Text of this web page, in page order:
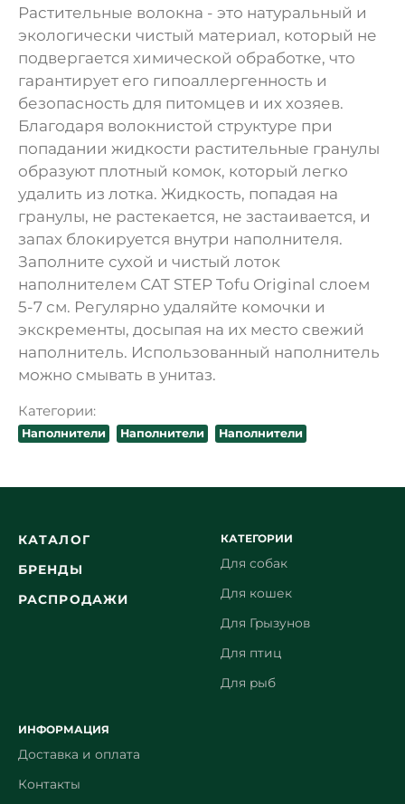
Растительные волокна - это натуральный и
экологически чистый материал, который не
подвергается химической обработке, что
гарантирует его гипоаллергенность и
безопасность для питомцев и их хозяев.
Благодаря волокнистой структуре при
попадании жидкости растительные гранулы
образуют плотный комок, который легко
удалить из лотка. Жидкость, попадая на
гранулы, не растекается, не застаивается, и
запах блокируется внутри наполнителя.
Заполните сухой и чистый лоток
наполнителем CAT STEP Tofu Original слоем
5-7 см. Регулярно удаляйте комочки и
экскременты, досыпая на их место свежий
наполнитель. Использованный наполнитель
можно смывать в унитаз.
Категории:
Наполнители Наполнители Наполнители
КАТАЛОГ
БРЕНДЫ
РАСПРОДАЖИ
КАТЕГОРИИ
Для собак
Для кошек
Для Грызунов
Для птиц
Для рыб
ИНФОРМАЦИЯ
Доставка и оплата
Контакты